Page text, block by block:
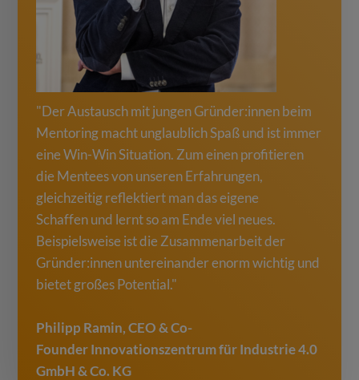
"Der Austausch mit jungen Gründer:innen beim
Mentoring macht unglaublich Spaß und ist immer
eine Win-Win Situation. Zum einen profitieren
die Mentees von unseren Erfahrungen,
gleichzeitig reflektiert man das eigene
Schaffen und lernt so am Ende viel neues.
Beispielsweise ist die Zusammenarbeit der
Gründer:innen untereinander enorm wichtig und
bietet großes Potential."
Philipp Ramin, CEO & Co-
FounderInnovationszentrum für Industrie 4.0
GmbH & Co. KG